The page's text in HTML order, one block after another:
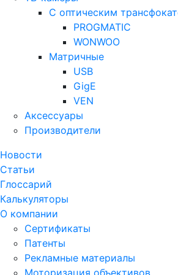
С оптическим
PROGMATIC
WONWOO
Матричные
USB
GigE
VEN
Аксессуары
Производители
Новости
Статьи
Глоссарий
Калькуляторы
О компании
Сертификаты
Патенты
Рекламные материалы
Моторизация объективов